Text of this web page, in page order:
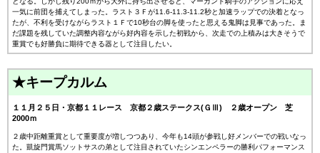
一気に前団を捕えてしまった。ラスト３Ｆが11.6-11.3-11.2秒と加速ラップでの決着となっ
たが、不利を受けながらラスト１Ｆで10秒台の脚を使ったと思える鬼脚は見事であった。ま
だ課題を残していた調整内容ながら好内容を示した初戦から、次走での上積みは大きそうで
重賞でも好勝負に期待できる器として注目したい。
★キープカルム
１１月２５日・京都１１レース 京都２歳ステークス(ＧⅢ) ２歳オープン 芝
2000ｍ
２歳中距離重賞として重要度が増しつつあり、今年も14頭が参戦し好メンバーでの戦いなっ
た。凱旋門賞馬ソットサスの弟として注目されていたシンエンペラーの勝利パフォーマンス